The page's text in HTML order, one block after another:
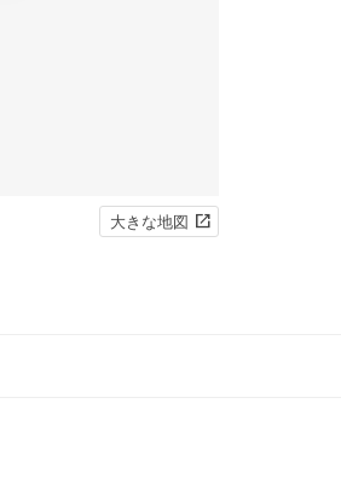
大きな地図